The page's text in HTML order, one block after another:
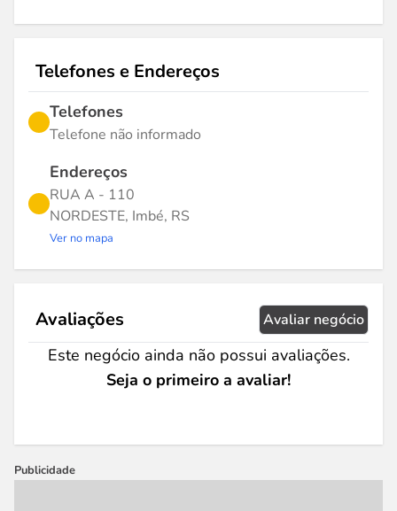
Telefones e Endereços
Telefones
Telefone não informado
Endereços
RUA A - 110
NORDESTE, Imbé, RS
Ver no mapa
Avaliações Avaliar negócio
Este negócio ainda não possui avaliações.
Seja o primeiro a avaliar!
Publicidade